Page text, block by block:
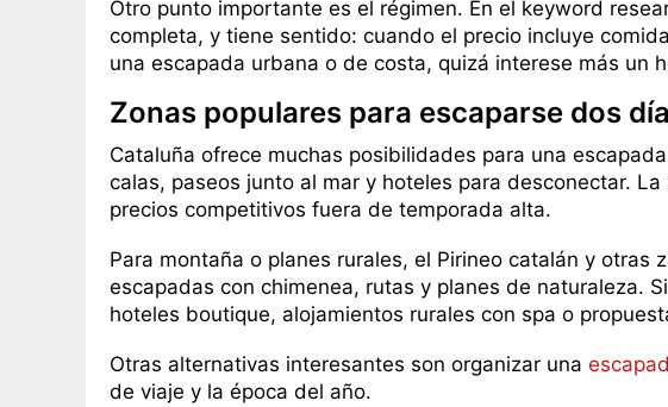
Otro punto importante es el régimen. En el keyword
completa, y tiene sentido: cuando el precio incluye
una escapada urbana o de costa, quizá interese más
Zonas populares para escaparse dos
Cataluña ofrece muchas posibilidades para una
calas, paseos junto al mar y hoteles para desconectar.
precios competitivos fuera de temporada alta.
Para montaña o planes rurales, el Pirineo catalán y
escapadas con chimenea, rutas y planes de naturaleza.
hoteles boutique, alojamientos rurales con spa o
Otras alternativas interesantes son organizar una
de viaje y la época del año.